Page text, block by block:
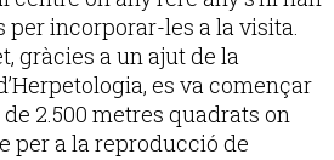
incorporar-les a la visita.
gràcies a un ajut de la
es va començar
2.500 metres quadrats on
per a la reproducció de